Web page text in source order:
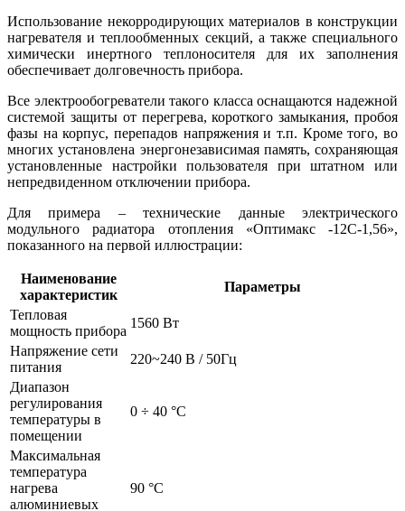
Использование некорродирующих материалов в конструкции
нагревателя и теплообменных секций, а также специального
химически инертного теплоносителя для их заполнения
обеспечивает долговечность прибора.
Все электрообогреватели такого класса оснащаются надежной
системой защиты от перегрева, короткого замыкания, пробоя
фазы на корпус, перепадов напряжения и т.п. Кроме того, во
многих установлена энергонезависимая память, сохраняющая
установленные настройки пользователя при штатном или
непредвиденном отключении прибора.
Для примера – технические данные электрического
модульного радиатора отопления «Оптимакс -12С-1,56»,
показанного на первой иллюстрации:
Наименование
характеристик
Параметры
Тепловая
мощность прибора
1560 Вт
Напряжение сети
питания
220~240 В / 50Гц
Диапазон
регулирования
температуры в
помещении
0 ÷ 40 °С
Максимальная
температура
нагрева
алюминиевых
90 °С